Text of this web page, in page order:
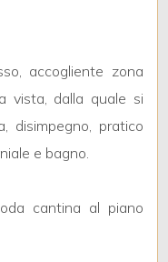
accogliente zona
vista, dalla quale si
disimpegno, pratico
e bagno.
cantina al piano